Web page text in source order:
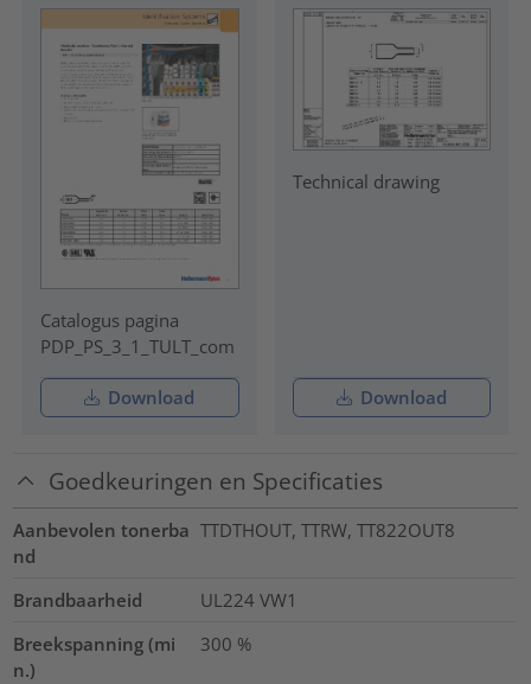
Catalogus pagina
PDP_PS_3_1_TULT_com
Download
Technical drawing
Download
Goedkeuringen en Specificaties
Aanbevolen tonerba
nd
TTDTHOUT, TTRW, TT822OUT8
Brandbaarheid
UL224 VW1
Breekspanning (mi
n.)
300 %